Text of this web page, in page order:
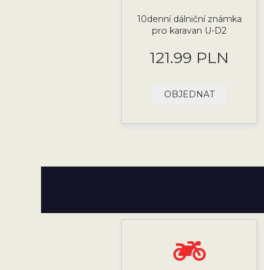
10denní dálniční známka
pro karavan U-D2
121.99 PLN
OBJEDNAT